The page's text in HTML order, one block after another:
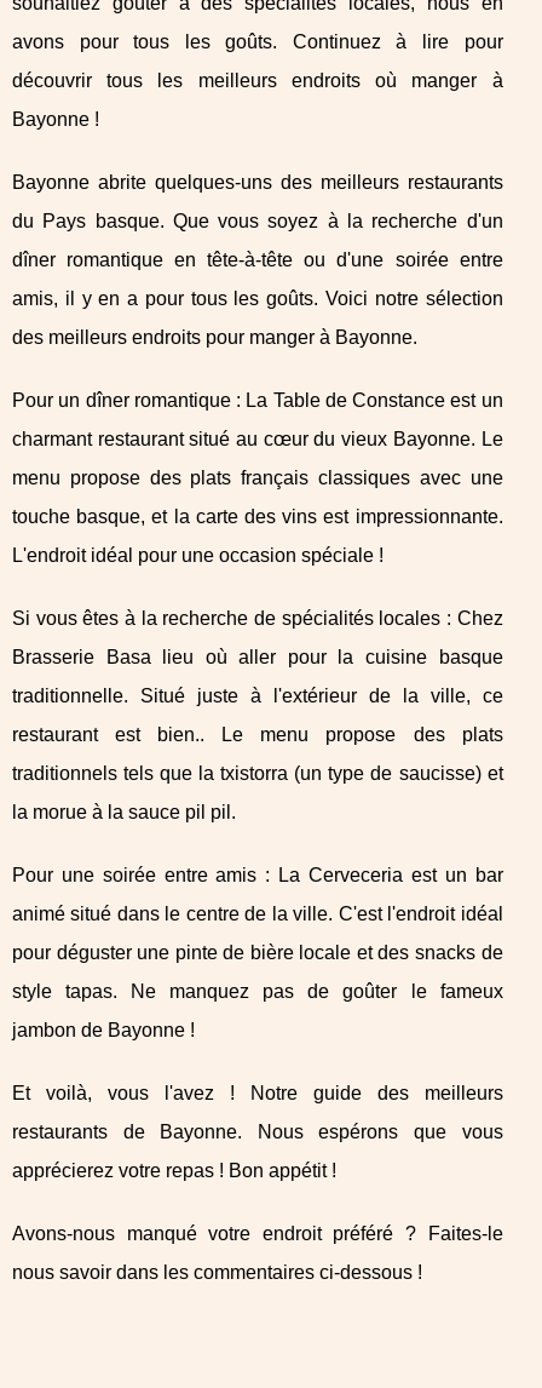
avons pour tous les goûts. Continuez à lire pour
découvrir tous les meilleurs endroits où manger à
Bayonne !
Bayonne abrite quelques-uns des meilleurs restaurants
du Pays basque. Que vous soyez à la recherche d'un
dîner romantique en tête-à-tête ou d'une soirée entre
amis, il y en a pour tous les goûts. Voici notre sélection
des meilleurs endroits pour manger à Bayonne.
Pour un dîner romantique : La Table de Constance est un
charmant restaurant situé au cœur du vieux Bayonne. Le
menu propose des plats français classiques avec une
touche basque, et la carte des vins est impressionnante.
L'endroit idéal pour une occasion spéciale !
Si vous êtes à la recherche de spécialités locales : Chez
Brasserie Basa lieu où aller pour la cuisine basque
traditionnelle. Situé juste à l'extérieur de la ville, ce
restaurant est bien.. Le menu propose des plats
traditionnels tels que la txistorra (un type de saucisse) et
la morue à la sauce pil pil.
Pour une soirée entre amis : La Cerveceria est un bar
animé situé dans le centre de la ville. C'est l'endroit idéal
pour déguster une pinte de bière locale et des snacks de
style tapas. Ne manquez pas de goûter le fameux
jambon de Bayonne !
Et voilà, vous l'avez ! Notre guide des meilleurs
restaurants de Bayonne. Nous espérons que vous
apprécierez votre repas ! Bon appétit !
Avons-nous manqué votre endroit préféré ? Faites-le
nous savoir dans les commentaires ci-dessous !